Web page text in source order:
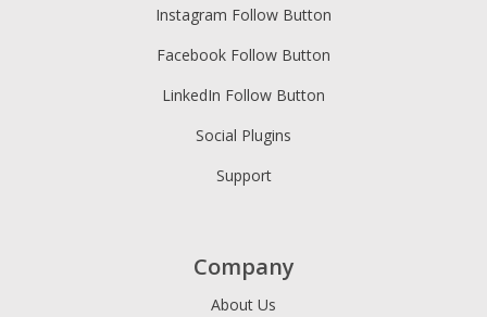
Instagram Follow Button
Facebook Follow Button
LinkedIn Follow Button
Social Plugins
Support
Company
About Us